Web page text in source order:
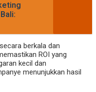
berkala dan
ROI yang
kecil dan
menunjukkan hasil